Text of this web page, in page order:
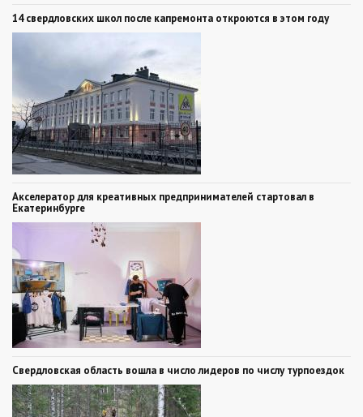
14 свердловских школ после капремонта откроются в этом году
Акселератор для креативных предпринимателей стартовал в
Екатеринбурге
Свердловская область вошла в число лидеров по числу турпоездок